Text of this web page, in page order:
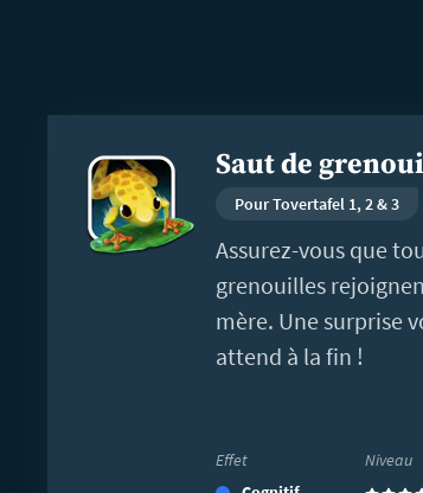
Saut de
Pour Tovertafel 1, 2 & 3
Assurez-vous que
grenouilles
mère. Une surprise
attend à la fin !
Effet
Niveau
savoir